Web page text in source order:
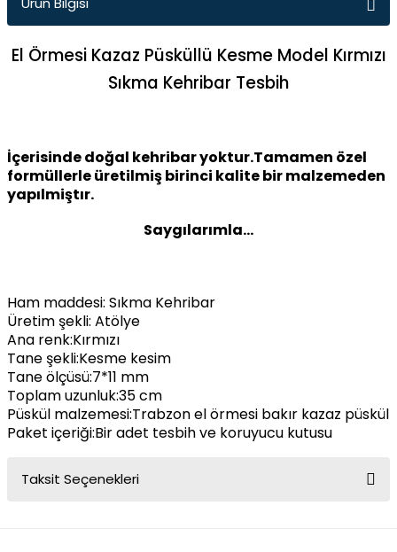
El Örmesi Kazaz Püsküllü Kesme Model Kırmızı
Sıkma Kehribar Tesbih
İçerisinde doğal kehribar yoktur.Tamamen özel
formüllerle üretilmiş birinci kalite bir malzemeden
yapılmiştır.
Saygılarımla...
Ham maddesi: Sıkma Kehribar
Üretim şekli: Atölye
Ana renk:Kırmızı
Tane şekli:Kesme kesim
Tane ölçüsü:7*11 mm
Toplam uzunluk:35 cm
Püskül malzemesi:Trabzon el örmesi bakır kazaz püskül
Paket içeriği:Bir adet tesbih ve koruyucu kutusu
Taksit Seçenekleri